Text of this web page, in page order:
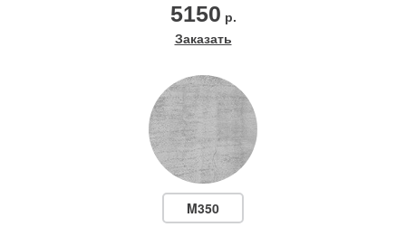
5150 р.
Заказать
M350